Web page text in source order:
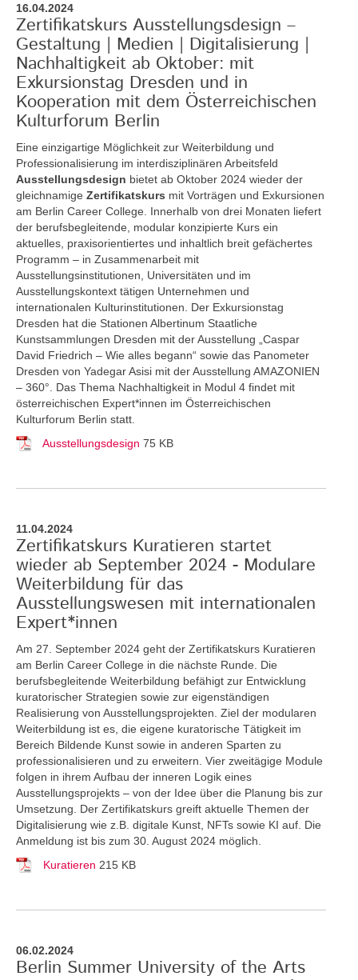
16.04.2024
Zertifikatskurs Ausstellungsdesign –
Gestaltung | Medien | Digitalisierung |
Nachhaltigkeit ab Oktober: mit
Exkursionstag Dresden und in
Kooperation mit dem Österreichischen
Kulturforum Berlin
Eine einzigartige Möglichkeit zur Weiterbildung und
Professionalisierung im interdisziplinären Arbeitsfeld
Ausstellungsdesign bietet ab Oktober 2024 wieder der
gleichnamige Zertifikatskurs mit Vorträgen und Exkursionen
am Berlin Career College. Innerhalb von drei Monaten liefert
der berufsbegleitende, modular konzipierte Kurs ein
aktuelles, praxisorientiertes und inhaltlich breit gefächertes
Programm – in Zusammenarbeit mit
Ausstellungsinstitutionen, Universitäten und im
Ausstellungskontext tätigen Unternehmen und
internationalen Kulturinstitutionen. Der Exkursionstag
Dresden hat die Stationen Albertinum Staatliche
Kunstsammlungen Dresden mit der Ausstellung „Caspar
David Friedrich – Wie alles begann“ sowie das Panometer
Dresden von Yadegar Asisi mit der Ausstellung AMAZONIEN
– 360°. Das Thema Nachhaltigkeit in Modul 4 findet mit
österreichischen Expert*innen im Österreichischen
Kulturforum Berlin statt.
Ausstellungsdesign 75 KB
11.04.2024
Zertifikatskurs Kuratieren startet
wieder ab September 2024 - Modulare
Weiterbildung für das
Ausstellungswesen mit internationalen
Expert*innen
Am 27. September 2024 geht der Zertifikatskurs Kuratieren
am Berlin Career College in die nächste Runde. Die
berufsbegleitende Weiterbildung befähigt zur Entwicklung
kuratorischer Strategien sowie zur eigenständigen
Realisierung von Ausstellungsprojekten. Ziel der modularen
Weiterbildung ist es, die eigene kuratorische Tätigkeit im
Bereich Bildende Kunst sowie in anderen Sparten zu
professionalisieren und zu erweitern. Vier zweitägige Module
folgen in ihrem Aufbau der inneren Logik eines
Ausstellungsprojekts – von der Idee über die Planung bis zur
Umsetzung. Der Zertifikatskurs greift aktuelle Themen der
Digitalisierung wie z.B. digitale Kunst, NFTs sowie KI auf. Die
Anmeldung ist bis zum 30. August 2024 möglich.
Kuratieren 215 KB
06.02.2024
Berlin Summer University of the Arts